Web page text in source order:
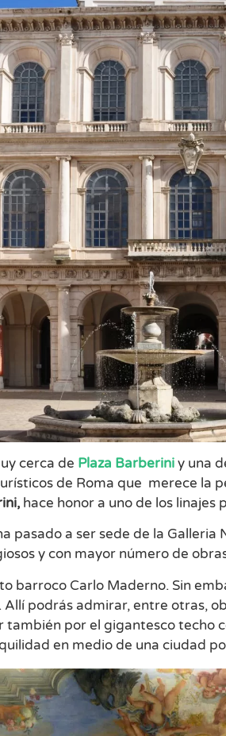
cerca de Plaza Barberiniy una
de Roma que merece la
hace honor a uno de los linajes
pasado a ser sede de la
y con mayor número de
barroco Carlo Maderno. Sin
. Allí podrás admirar, entre otras,
por el gigantesco techo
en medio de una ciudad